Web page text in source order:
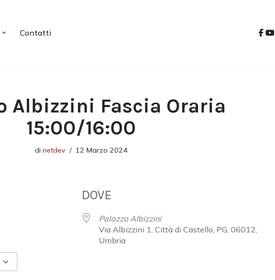
Contatti
Albizzini Fascia Oraria
15:00/16:00
di netdev 12 Marzo 2024
DOVE
Palazzo Albizzini
Via Albizzini 1, Città di Castello, PG, 06012,
Umbria